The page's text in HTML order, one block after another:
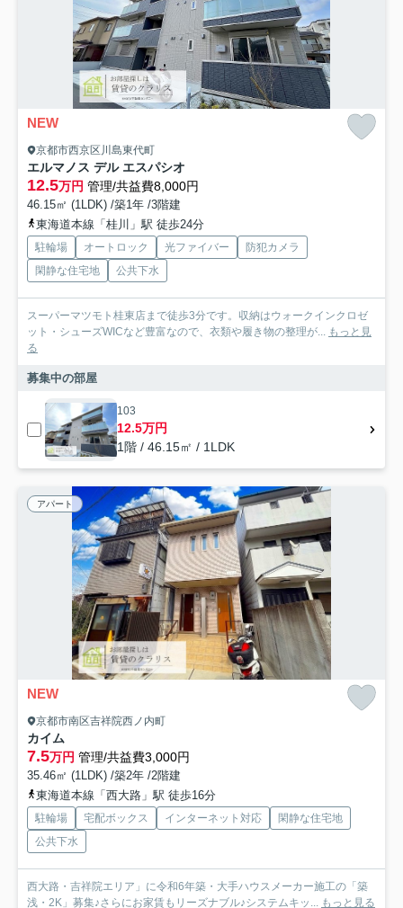
NEW
京都市西京区川島東代町
エルマノス デル エスパシオ
12.5万円 管理/共益費8,000円
46.15㎡ (1LDK) /築1年 /3階建
東海道本線「桂川」駅 徒歩24分
駐輪場 オートロック 光ファイバー
防犯カメラ
閑静な住宅地
公共下水
スーパーマツモト桂東店まで徒歩3分です。収納はウォークインクロゼ
ット・シューズWICなど豊富なので、衣類や履き物の整理が... もっと見
る
募集中の部屋
103
12.5万円
1階 / 46.15㎡ / 1LDK
アパート
NEW
京都市南区吉祥院西ノ内町
カイム
7.5万円 管理/共益費3,000円
35.46㎡ (1LDK) /築2年 /2階建
東海道本線「西大路」駅 徒歩16分
駐輪場 宅配ボックス インターネット対応
閑静な住宅地
公共下水
西大路・吉祥院エリア」に令和6年築・大手ハウスメーカー施工の「築
浅・2K」募集♪さらにお家賃もリーズナブル♪システムキッ... もっと見る